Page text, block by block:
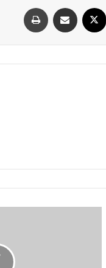
فیسبوک ایکس اشتراک گذاری با ایمیل